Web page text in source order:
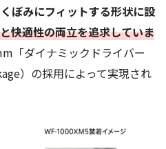
ぼみにフィットする形状に設
快適性の両立を追求していま
「ダイナミックドライバー
）の採用によって実現され